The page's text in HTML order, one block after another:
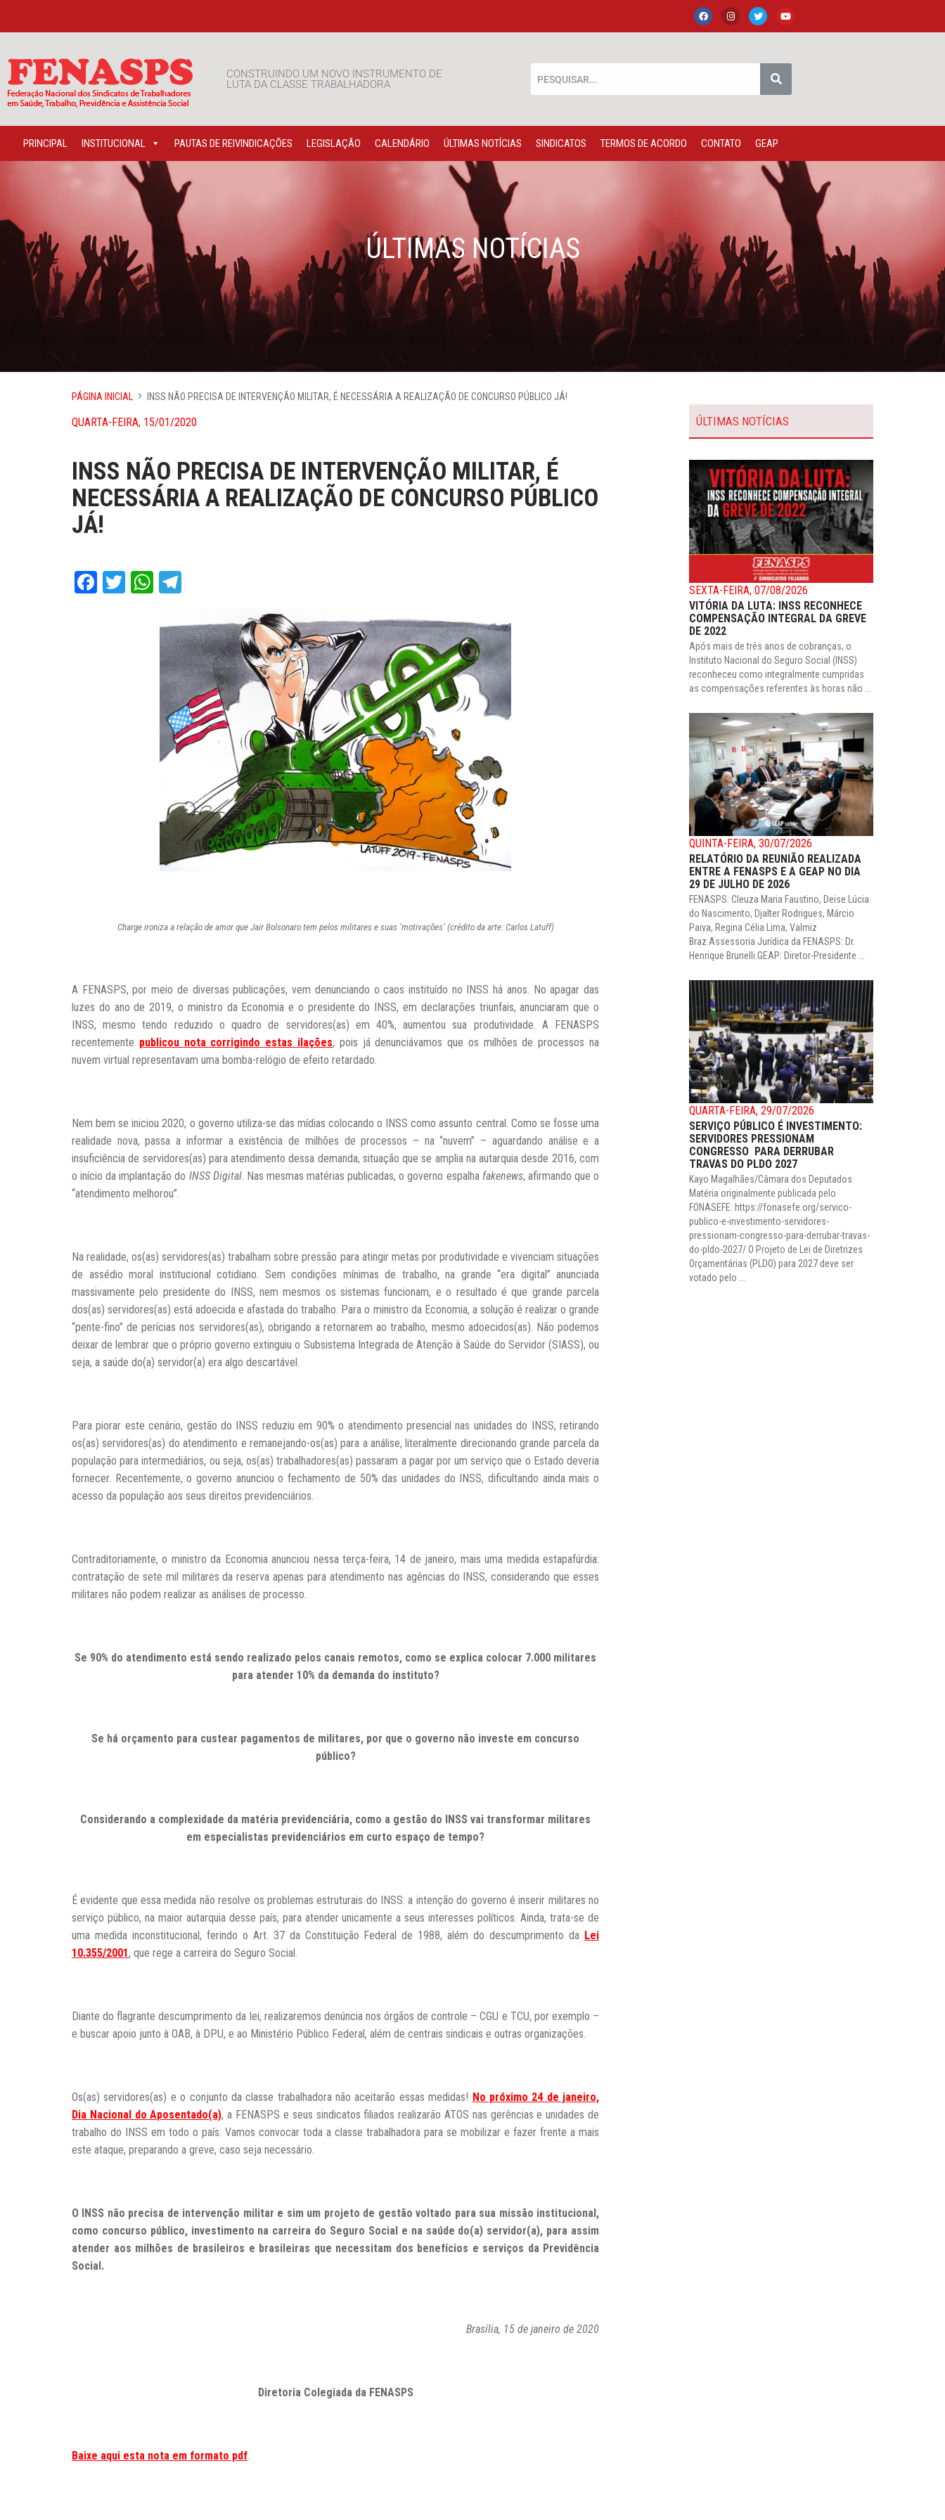
CONSTRUINDO UM NOVO INSTRUMENTO DE
LUTA DA CLASSE TRABALHADORA
PRINCIPAL INSTITUCIONAL PAUTAS DE REIVINDICAÇÕES LEGISLAÇÃO CALENDÁRIO ÚLTIMAS NOTÍCIAS SINDICATOS TERMOS DE ACORDO CONTATO GEAP
ÚLTIMAS NOTÍCIAS
PÁGINA INICIAL INSS NÃO PRECISA DE INTERVENÇÃO MILITAR, É NECESSÁRIA A REALIZAÇÃO DE CONCURSO PÚBLICO JÁ!
QUARTA-FEIRA, 15/01/2020
INSS NÃO PRECISA DE INTERVENÇÃO MILITAR, É
NECESSÁRIA A REALIZAÇÃO DE CONCURSO PÚBLICO
JÁ!
Facebook
TwitterWhatsApp
Charge ironiza a relação de amor que Jair Bolsonaro tem pelos militares e suas ‘motivações’ (crédito da arte: Carlos Latuff)
A FENASPS, por meio de diversas publicações, vem denunciando o caos instituído no INSS há anos. No apagar das
luzes do ano de 2019, o ministro da Economia e o presidente do INSS, em declarações triunfais, anunciaram que o
INSS, mesmo tendo reduzido o quadro de servidores(as) em 40%, aumentou sua produtividade. A FENASPS
recentemente publicou nota corrigindo estas ilações, pois já denunciávamos que os milhões de processos na
nuvem virtual representavam uma bomba-relógio de efeito retardado.
Nem bem se iniciou 2020, o governo utiliza-se das mídias colocando o INSS como assunto central. Como se fosse uma
realidade nova, passa a informar a existência de milhões de processos – na “nuvem” – aguardando análise e a
insuficiência de servidores(as) para atendimento dessa demanda, situação que se amplia na autarquia desde 2016, com
o início da implantação do INSS Digital. Nas mesmas matérias publicadas, o governo espalha fakenews, afirmando que o
“atendimento melhorou”.
Na realidade, os(as) servidores(as) trabalham sobre pressão para atingir metas por produtividade e vivenciam situações
de assédio moral institucional cotidiano. Sem condições mínimas de trabalho, na grande “era digital” anunciada
massivamente pelo presidente do INSS, nem mesmos os sistemas funcionam, e o resultado é que grande parcela
dos(as) servidores(as) está adoecida e afastada do trabalho. Para o ministro da Economia, a solução é realizar o grande
“pente-fino” de perícias nos servidores(as), obrigando a retornarem ao trabalho, mesmo adoecidos(as). Não podemos
deixar de lembrar que o próprio governo extinguiu o Subsistema Integrada de Atenção à Saúde do Servidor (SIASS), ou
seja, a saúde do(a) servidor(a) era algo descartável.
Para piorar este cenário, gestão do INSS reduziu em 90% o atendimento presencial nas unidades do INSS, retirando
os(as) servidores(as) do atendimento e remanejando-os(as) para a análise, literalmente direcionando grande parcela da
população para intermediários, ou seja, os(as) trabalhadores(as) passaram a pagar por um serviço que o Estado deveria
fornecer. Recentemente, o governo anunciou o fechamento de 50% das unidades do INSS, dificultando ainda mais o
acesso da população aos seus direitos previdenciários.
Contraditoriamente, o ministro da Economia anunciou nessa terça-feira, 14 de janeiro, mais uma medida estapafúrdia:
contratação de sete mil militares da reserva apenas para atendimento nas agências do INSS, considerando que esses
militares não podem realizar as análises de processo.
Se 90% do atendimento está sendo realizado pelos canais remotos, como se explica colocar 7.000 militares
para atender 10% da demanda do instituto?
Se há orçamento para custear pagamentos de militares, por que o governo não investe em concurso
público?
Considerando a complexidade da matéria previdenciária, como a gestão do INSS vai transformar militares
em especialistas previdenciários em curto espaço de tempo?
É evidente que essa medida não resolve os problemas estruturais do INSS: a intenção do governo é inserir militares no
serviço público, na maior autarquia desse país, para atender unicamente a seus interesses políticos. Ainda, trata-se de
uma medida inconstitucional, ferindo o Art. 37 da Constituição Federal de 1988, além do descumprimento da Lei
10.355/2001, que rege a carreira do Seguro Social.
Diante do flagrante descumprimento da lei, realizaremos denúncia nos órgãos de controle – CGU e TCU, por exemplo –
e buscar apoio junto à OAB, à DPU, e ao Ministério Público Federal, além de centrais sindicais e outras organizações.
Os(as) servidores(as) e o conjunto da classe trabalhadora não aceitarão essas medidas! No próximo 24 de janeiro,
Dia Nacional do Aposentado(a), a FENASPS e seus sindicatos filiados realizarão ATOS nas gerências e unidades de
trabalho do INSS em todo o país. Vamos convocar toda a classe trabalhadora para se mobilizar e fazer frente a mais
este ataque, preparando a greve, caso seja necessário.
O INSS não precisa de intervenção militar e sim um projeto de gestão voltado para sua missão institucional,
como concurso público, investimento na carreira do Seguro Social e na saúde do(a) servidor(a), para assim
atender aos milhões de brasileiros e brasileiras que necessitam dos benefícios e serviços da Previdência
Social.
Brasília, 15 de janeiro de 2020
Diretoria Colegiada da FENASPS
Baixe aqui esta nota em formato pdf.
ÚLTIMAS NOTÍCIAS
SEXTA-FEIRA, 07/08/2026
VITÓRIA DA LUTA: INSS RECONHECE
COMPENSAÇÃO INTEGRAL DA GREVE
DE 2022
Após mais de três anos de cobranças, o
Instituto Nacional do Seguro Social (INSS)
reconheceu como integralmente cumpridas
as compensações referentes às horas não ...
QUINTA-FEIRA, 30/07/2026
RELATÓRIO DA REUNIÃO REALIZADA
ENTRE A FENASPS E A GEAP NO DIA
29 DE JULHO DE 2026
FENASPS: Cleuza Maria Faustino, Deise Lúcia
do Nascimento, Djalter Rodrigues, Márcio
Paiva, Regina Célia Lima, Valmiz
Braz.Assessoria Jurídica da FENASPS: Dr.
Henrique Brunelli.GEAP: Diretor-Presidente ...
QUARTA-FEIRA, 29/07/2026
SERVIÇO PÚBLICO É INVESTIMENTO:
SERVIDORES PRESSIONAM
CONGRESSO PARA DERRUBAR
TRAVAS DO PLDO 2027
Kayo Magalhães/Câmara dos Deputados
Matéria originalmente publicada pelo
FONASEFE: https://fonasefe.org/servico-
publico-e-investimento-servidores-
pressionam-congresso-para-derrubar-travas-
do-pldo-2027/ O Projeto de Lei de Diretrizes
Orçamentárias (PLDO) para 2027 deve ser
votado pelo ...